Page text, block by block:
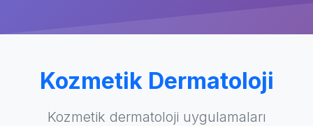
Kozmetik Dermatoloji
Kozmetik dermatoloji uygulamaları